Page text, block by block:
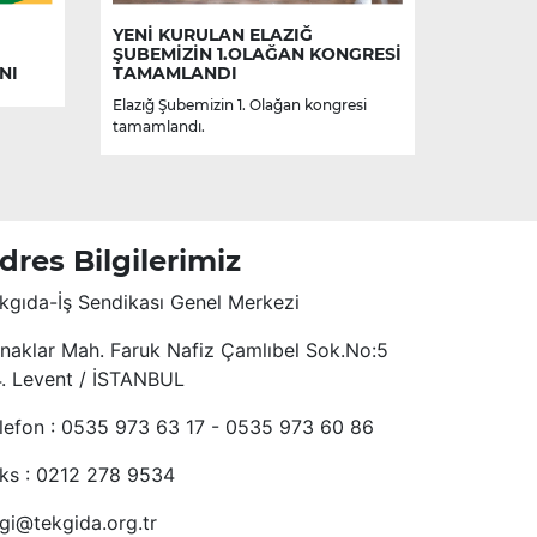
YENİ KURULAN ELAZIĞ
ŞUBEMİZİN 1.OLAĞAN KONGRESİ
TAMAMLANDI
Elazığ Şubemizin 1. Olağan kongresi
tamamlandı.
Bilgilerimiz
İş Sendikası Genel Merkezi
Mah. Faruk Nafiz Çamlıbel Sok.No:5
Levent / İSTANBUL
: 0535 973 63 17 - 0535 973 60 86
: 0212 278 9534